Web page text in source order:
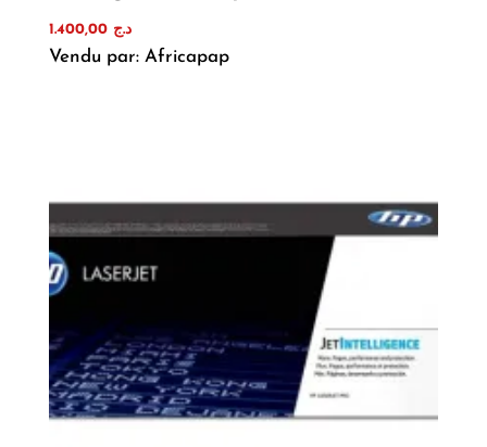
د.ج 1.400,00
Vendu par: Africapap